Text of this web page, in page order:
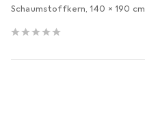
Schaumstoffkern, 140 x 190 cm